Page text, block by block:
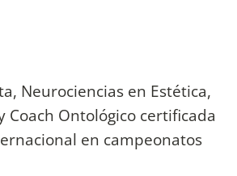
Neurociencias en Estética,
Coach Ontológico certificada
en campeonatos